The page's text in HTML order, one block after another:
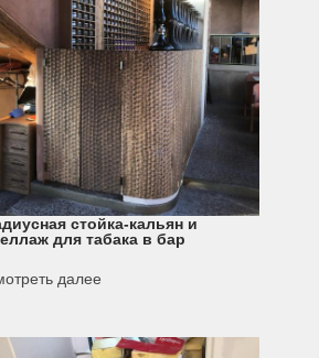
стойка-кальян и
для табака в бар
далее